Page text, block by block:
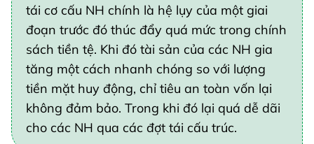
tái cơ cấu NH chính là hệ lụy của một giai
đoạn trước đó thúc đẩy quá mức trong chính
sách tiền tệ. Khi đó tài sản của các NH gia
tăng một cách nhanh chóng so với lượng
tiền mặt huy động, chỉ tiêu an toàn vốn lại
không đảm bảo. Trong khi đó lại quá dễ dãi
cho các NH qua các đợt tái cấu trúc.